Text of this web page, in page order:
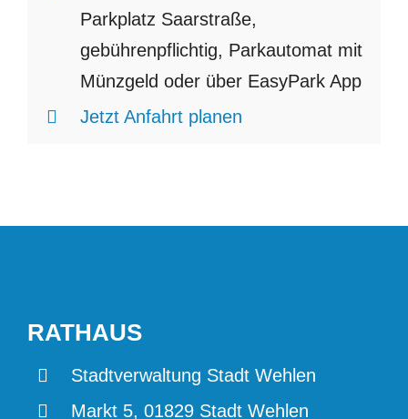
Parkplatz Saarstraße,
gebührenpflichtig, Parkautomat mit
Münzgeld oder über EasyPark App
Jetzt Anfahrt planen
RATHAUS
Stadtverwaltung Stadt Wehlen
Markt 5, 01829 Stadt Wehlen